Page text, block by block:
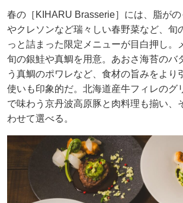
春の［KIHARU Brasserie］には、脂が
やクレソンなど瑞々しい春野菜など、旬
っと詰まった限定メニューが目白押し。
旬の銀鮭や真鯛を用意。あおさ海苔のバ
う真鯛のポワレなど、食材の旨みをより
使いも印象的だ。北海道産牛フィレのグ
で味わう京丹波高原豚と肉料理も揃い、
わせて選べる。